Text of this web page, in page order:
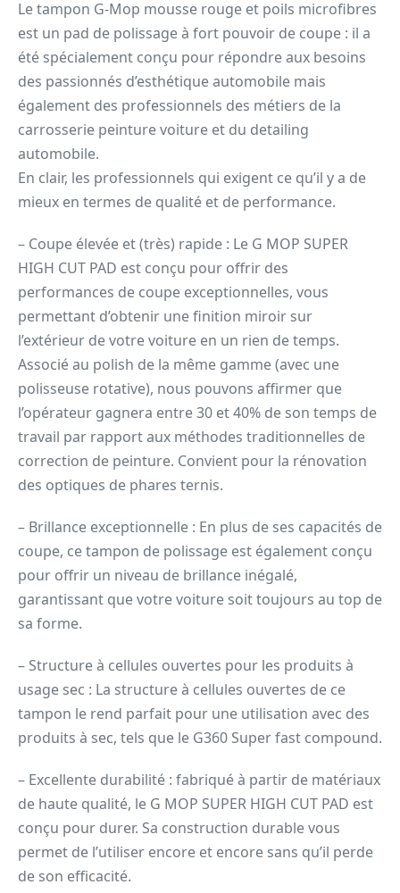
Le tampon G-Mop mousse rouge et poils microfibres
est un pad de polissage à fort pouvoir de coupe : il a
été spécialement conçu pour répondre aux besoins
des passionnés d’esthétique automobile mais
également des professionnels des métiers de la
carrosserie peinture voiture et du detailing
automobile.
En clair, les professionnels qui exigent ce qu’il y a de
mieux en termes de qualité et de performance.
– Coupe élevée et (très) rapide : Le G MOP SUPER
HIGH CUT PAD est conçu pour offrir des
performances de coupe exceptionnelles, vous
permettant d’obtenir une finition miroir sur
l’extérieur de votre voiture en un rien de temps.
Associé au polish de la même gamme (avec une
polisseuse rotative), nous pouvons affirmer que
l’opérateur gagnera entre 30 et 40% de son temps de
travail par rapport aux méthodes traditionnelles de
correction de peinture. Convient pour la rénovation
des optiques de phares ternis.
– Brillance exceptionnelle : En plus de ses capacités de
coupe, ce tampon de polissage est également conçu
pour offrir un niveau de brillance inégalé,
garantissant que votre voiture soit toujours au top de
sa forme.
– Structure à cellules ouvertes pour les produits à
usage sec : La structure à cellules ouvertes de ce
tampon le rend parfait pour une utilisation avec des
produits à sec, tels que le G360 Super fast compound.
– Excellente durabilité : fabriqué à partir de matériaux
de haute qualité, le G MOP SUPER HIGH CUT PAD est
conçu pour durer. Sa construction durable vous
permet de l’utiliser encore et encore sans qu’il perde
de son efficacité.